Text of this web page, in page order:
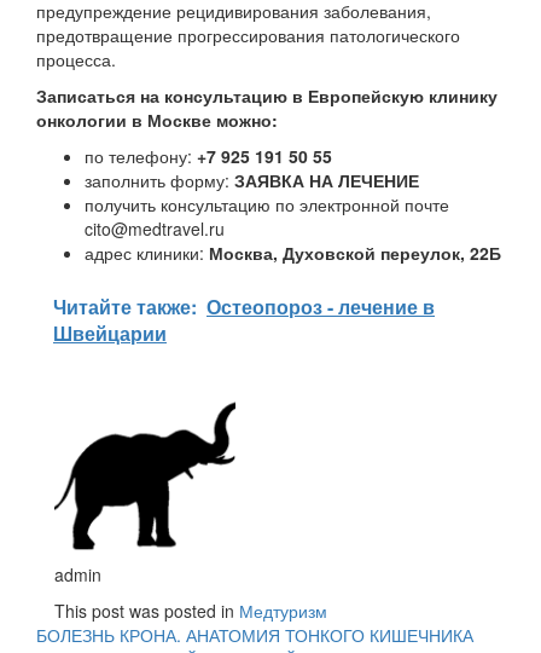
предупреждение рецидивирования заболевания,
предотвращение прогрессирования патологического
процесса.
Записаться на консультацию в Европейскую клинику
онкологии в Москве можно:
по телефону: +7 925 191 50 55
заполнить форму: ЗАЯВКА НА ЛЕЧЕНИЕ
получить консультацию по электронной почте
cito@medtravel.ru
адрес клиники: Москва, Духовской переулок, 22Б
Читайте также: Остеопороз - лечение в
Швейцарии
admin
This post was posted in Медтуризм
Навигация
БОЛЕЗНЬ КРОНА. АНАТОМИЯ ТОНКОГО КИШЕЧНИКА